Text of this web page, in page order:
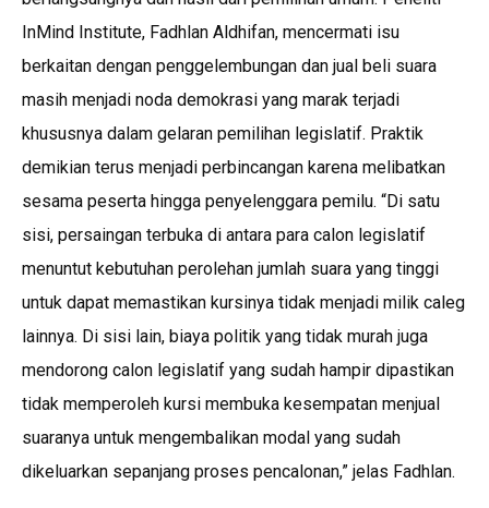
InMind Institute, Fadhlan Aldhifan, mencermati isu
berkaitan dengan penggelembungan dan jual beli suara
masih menjadi noda demokrasi yang marak terjadi
khususnya dalam gelaran pemilihan legislatif. Praktik
demikian terus menjadi perbincangan karena melibatkan
sesama peserta hingga penyelenggara pemilu. “Di satu
sisi, persaingan terbuka di antara para calon legislatif
menuntut kebutuhan perolehan jumlah suara yang tinggi
untuk dapat memastikan kursinya tidak menjadi milik caleg
lainnya. Di sisi lain, biaya politik yang tidak murah juga
mendorong calon legislatif yang sudah hampir dipastikan
tidak memperoleh kursi membuka kesempatan menjual
suaranya untuk mengembalikan modal yang sudah
dikeluarkan sepanjang proses pencalonan,” jelas Fadhlan.